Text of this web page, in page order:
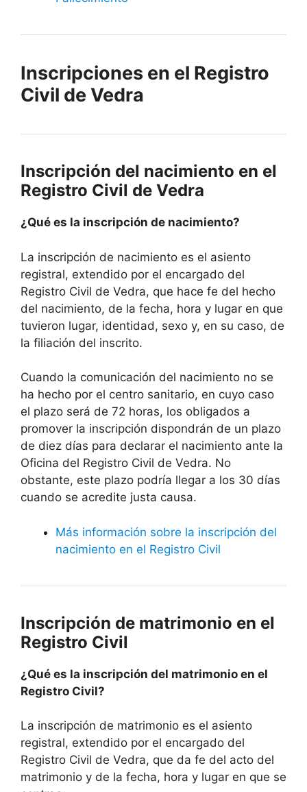
Inscripciones en el Registro
Civil de Vedra
Inscripción del nacimiento en el
Registro Civil de Vedra
¿Qué es la inscripción de nacimiento?
La inscripción de nacimiento es el asiento
registral, extendido por el encargado del
Registro Civil de Vedra, que hace fe del hecho
del nacimiento, de la fecha, hora y lugar en que
tuvieron lugar, identidad, sexo y, en su caso, de
la filiación del inscrito.
Cuando la comunicación del nacimiento no se
ha hecho por el centro sanitario, en cuyo caso
el plazo será de 72 horas, los obligados a
promover la inscripción dispondrán de un plazo
de diez días para declarar el nacimiento ante la
Oficina del Registro Civil de Vedra. No
obstante, este plazo podría llegar a los 30 días
cuando se acredite justa causa.
Más información sobre la inscripción del
nacimiento en el Registro Civil
Inscripción de matrimonio en el
Registro Civil
¿Qué es la inscripción del matrimonio en el
Registro Civil?
La inscripción de matrimonio es el asiento
registral, extendido por el encargado del
Registro Civil de Vedra, que da fe del acto del
matrimonio y de la fecha, hora y lugar en que se